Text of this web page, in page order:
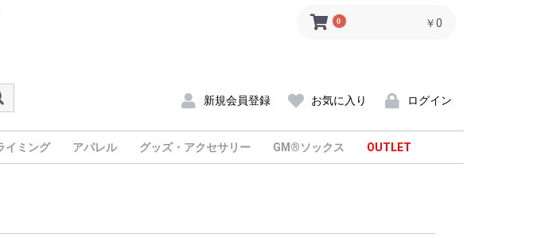
0 ￥0
新規会員登録 お気に入り ログイン
イミング アパレル グッズ・アクセサリー GM®ソックス OUTLET